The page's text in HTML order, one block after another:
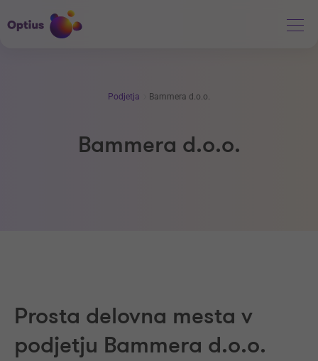
Podjetja Bammera d.o.o.
Bammera d.o.o.
Prosta delovna mesta v
podjetju Bammera d.o.o.